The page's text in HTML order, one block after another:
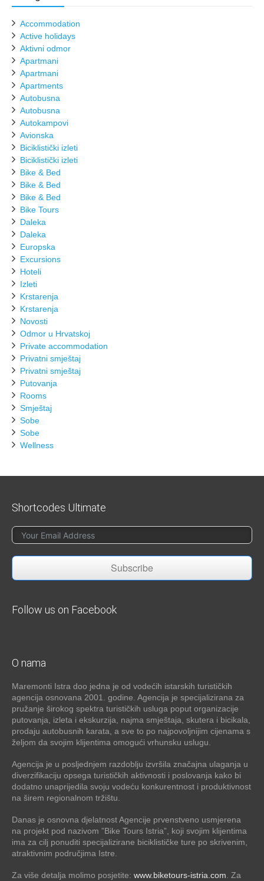
Accommodation
Active holidays
Aktivni odmor
Apartmani
Apartmani
Apartments
Autobusna
Autobusna
Autokampovi
Avionska
Biciklistički izleti
Biciklistički izleti
Bike & Bed
Bike & Bed
Bike & Bed
Bike Tours
Daleka
Daleka
Europska
Excursions
Hoteli
Izleti
Krstarenja
Krstarenja
Novosti
Odmor u Hrvatskoj
Private accommodation
Privatni smještaj
Privatni smještaj
Putovanja
Rooms
Smještaj
Sobe
Sobe
Wellness
Shortcodes Ultimate
Subscribe
Follow us on Facebook
O nama
Maremonti Istra doo jedna je od vodećih istarskih turističkih
agencija osnovana 2001. godine. Agencija je specijalizirana za
pružanje širokog spektra turističkih usluga poput organizacije
putovanja, izleta i ekskurzija, najma smještaja, skutera i bicikala,
prodaju autobusnih karata, a sve to po najpovoljnijim cijenama s
željom da svojim klijentima omogući vrhunsku uslugu.
Agencija je u posljednjem razdoblju izvršila značajna ulaganja u
diverzifikaciju opsega turističkih aktivnosti i poslovanja kako bi
dodatno unaprijedila svoju vodeću konkurentnost i produktivnost
na širem regionalnom tržištu.
Danas je osnovna djelatnost Agencije prvenstveno usmjerena
na projekt pod nazivom ”Bike Tours Istria”, koji svojim klijentima
ima za cilj ponuditi specijalizirane biciklističke ture po skrivenim,
atraktivnim područjima Istre.
Za više detalja molimo posjetite: www.biketours-istria.com. Za